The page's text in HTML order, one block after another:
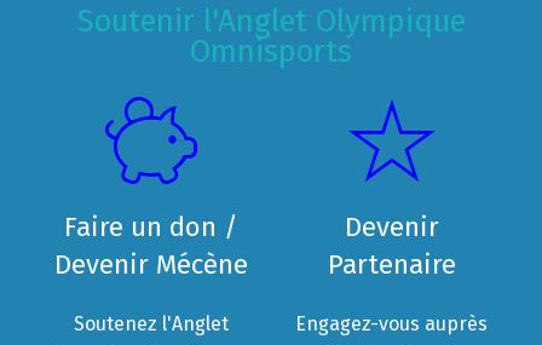
Soutenir l'Anglet Olympique
Omnisports
Faire un don /
Devenir Mécène
Soutenez l'Anglet
Devenir
Partenaire
Engagez-vous auprès